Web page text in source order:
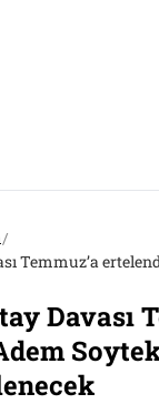
/
Davası